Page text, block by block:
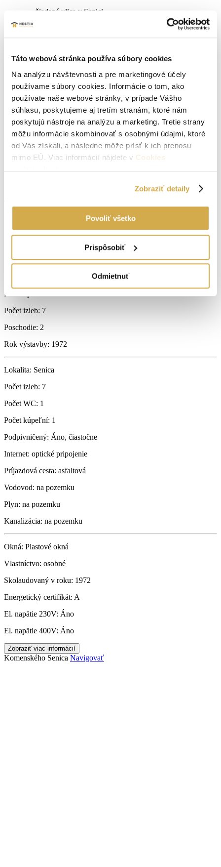
Táto webová stránka používa súbory cookies
Na analýzu návštevnosti a pre marketingové účely
používame súbory cookies. Informácie o tom, ako
používate naše webové stránky, v prípade Vášho
súhlasu, poskytujeme aj tretím stranám, ktoré nám
poskytujú nástroje na analýzu a marketing. Tretie strany
môžu informácie skombinovať s osobnými údajmi, ktoré
od Vás získali, a následne môže prísť k ich prenosu
mimo EÚ. Viac informácií nájdete v Cookies
podmienkach.
Zobraziť detaily
Povoliť všetko
Prispôsobiť
Odmietnuť
žiadaná ulica v Senici
prístup z ulice aj na parkovanie
slnečný pozemok
kompletná občianska vybavenosť v pešej dostupnosti
V prípade záujmu o obhliadku ma kontaktujte na tel.č. 0908128046,
m.sladek@hestiareal.sk, kľudne aj cez víkend. V cene je zahrnutý
právny aj hypotekárny servis, vypracovanie kúpnych zmlúv,
overovanie podpisov, kolky na kataster. Prepis energií a odovzdanie
nehnuteľnosti.
Druh:Rodinný dom
Zastavaná plocha:110 m
Plocha pozemku: 2
Počet izieb: 7
Poschodie: 2
Rok výstavby: 1972
Lokalita: Senica
Počet izieb: 7
Počet WC: 1
Počet kúpeľní: 1
Podpivničený: Áno, čiastočne
Internet: optické pripojenie
Príjazdová cesta: asfaltová
Vodovod: na pozemku
Plyn: na pozemku
Kanalizácia: na pozemku
Okná: Plastové okná
Vlastníctvo: osobné
Skolaudovaný v roku: 1972
Energetický certifikát: A
El. napätie 230V: Áno
El. napätie 400V: Áno
Zobraziť viac informácií
Komenského Senica Navigovať